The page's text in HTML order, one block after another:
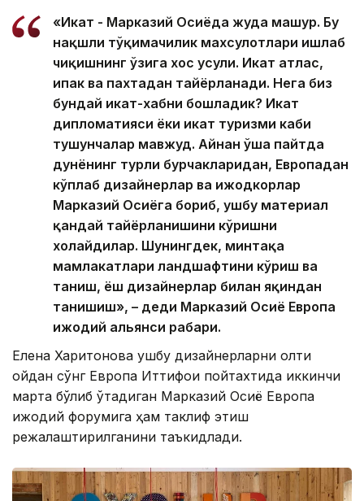
«Икат - Марказий Осиёда жуда машҳур. Бу
нақшли тўқимачилик махсулотлари ишлаб
чиқишнинг ўзига хос усули. Икат атлас,
ипак ва пахтадан тайёрланади. Нега биз
бундай икат-хабни бошладик? Икат
дипломатияси ёки икат туризми каби
тушунчалар мавжуд. Айнан ўша пайтда
дунёнинг турли бурчакларидан, Европадан
кўплаб дизайнерлар ва ижодкорлар
Марказий Осиёга бориб, ушбу материал
қандай тайёрланишини кўришни
хоҳлайдилар. Шунингдек, минтақа
мамлакатлари ландшафтини кўриш ва
таниш, ёш дизайнерлар билан яқиндан
танишиш», – деди Марказий Осиё Европа
ижодий альянси раҳбари.
Елена Харитонова ушбу дизайнерларни олти
ойдан сўнг Европа Иттифоқи пойтахтида иккинчи
марта бўлиб ўтадиган Марказий Осиё Европа
ижодий форумига ҳам таклиф этиш
режалаштирилганини таъкидлади.